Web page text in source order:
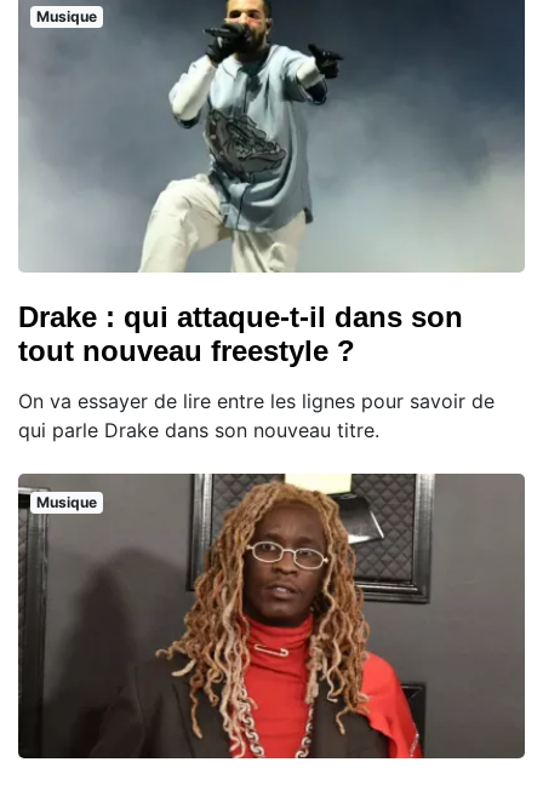
Musique
Drake : qui attaque-t-il dans son
tout nouveau freestyle ?
On va essayer de lire entre les lignes pour savoir de
qui parle Drake dans son nouveau titre.
Musique